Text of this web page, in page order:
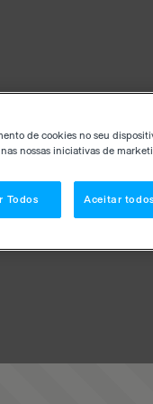
de cookies no seu
nossas iniciativas de
Todos Aceitar